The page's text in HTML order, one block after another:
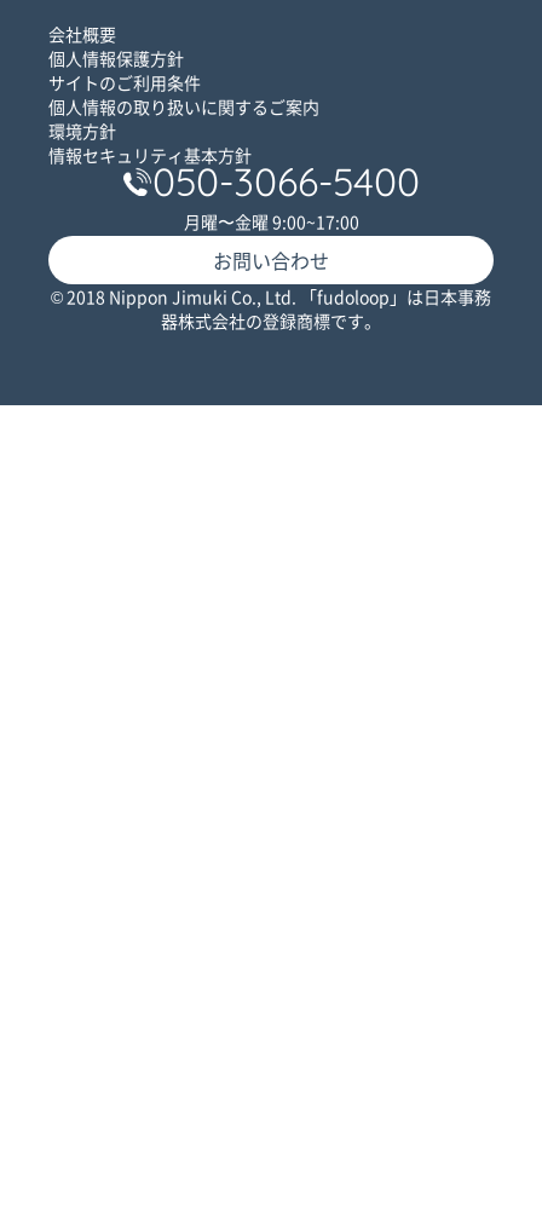
会社概要
個人情報保護方針
サイトのご利用条件
個人情報の取り扱いに関するご案内
環境方針
情報セキュリティ基本方針
050-3066-5400
月曜〜金曜 9:00~17:00
お問い合わせ
© 2018 Nippon Jimuki Co., Ltd. 「fudoloop」は日本事務
器株式会社の登録商標です。